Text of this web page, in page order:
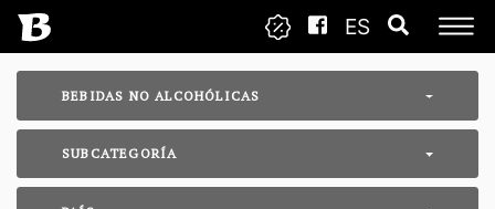
ES
BEBIDAS NO ALCOHÓLICAS
SUBCATEGORÍA